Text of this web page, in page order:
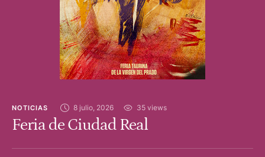
NOTICIAS 8 julio, 2026 35 views
Feria de Ciudad Real